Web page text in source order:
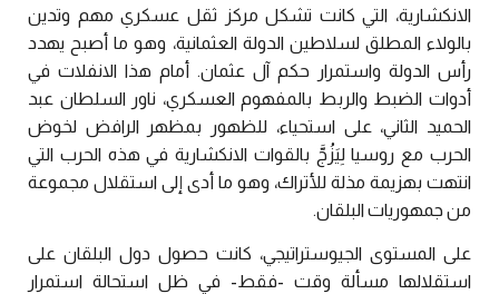
الانكشارية، التي كانت تشكل مركز ثقل عسكري مهم وتدين
بالولاء المطلق لسلاطين الدولة العثمانية، وهو ما أصبح يهدد
رأس الدولة واستمرار حكم آل عثمان. أمام هذا الانفلات في
أدوات الضبط والربط بالمفهوم العسكري، ناور السلطان عبد
الحميد الثاني، على استحياء، للظهور بمظهر الرافض لخوض
الحرب مع روسيا لِيَزُجَّ بالقوات الانكشارية في هذه الحرب التي
انتهت بهزيمة مذلة للأتراك، وهو ما أدى إلى استقلال مجموعة
من جمهوريات البلقان.
على المستوى الجيوستراتيجي، كانت حصول دول البلقان على
استقلالها مسألة وقت -فقط- في ظل استحالة استمرار